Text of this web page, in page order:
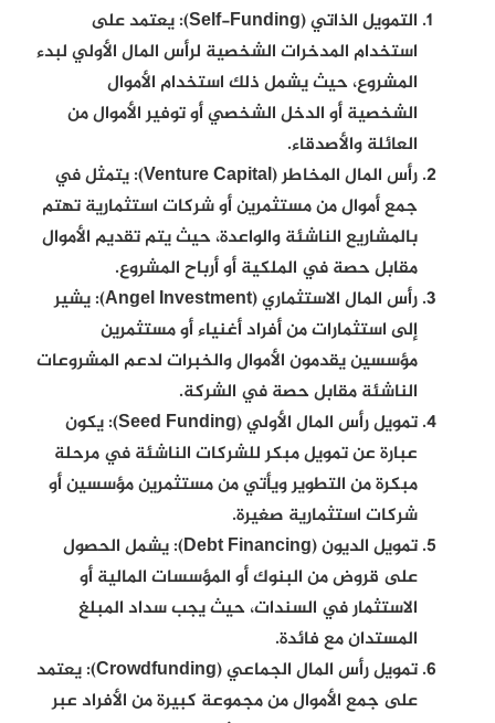
التمويل الذاتي (Self-Funding):
يعتمد على
استخدام المدخرات الشخصية لرأس المال الأولي لبدء
المشروع، حيث يشمل ذلك استخدام الأموال
الشخصية أو الدخل الشخصي أو توفير الأموال من
العائلة والأصدقاء.
رأس المال المخاطر (Venture Capital):
يتمثل في
جمع أموال من مستثمرين أو شركات استثمارية تهتم
بالمشاريع الناشئة والواعدة، حيث يتم تقديم الأموال
مقابل حصة في الملكية أو أرباح المشروع.
رأس المال الاستثماري (Angel Investment):
يشير
إلى استثمارات من أفراد أغنياء أو مستثمرين
مؤسسين يقدمون الأموال والخبرات لدعم المشروعات
الناشئة مقابل حصة في الشركة.
تمويل رأس المال الأولي (Seed Funding):
يكون
عبارة عن تمويل مبكر للشركات الناشئة في مرحلة
مبكرة من التطوير ويأتي من مستثمرين مؤسسين أو
شركات استثمارية صغيرة.
تمويل الديون (Debt Financing):
يشمل الحصول
على قروض من البنوك أو المؤسسات المالية أو
الاستثمار في السندات، حيث يجب سداد المبلغ
المستدان مع فائدة.
تمويل رأس المال الجماعي (Crowdfunding):
يعتمد
على جمع الأموال من مجموعة كبيرة من الأفراد عبر